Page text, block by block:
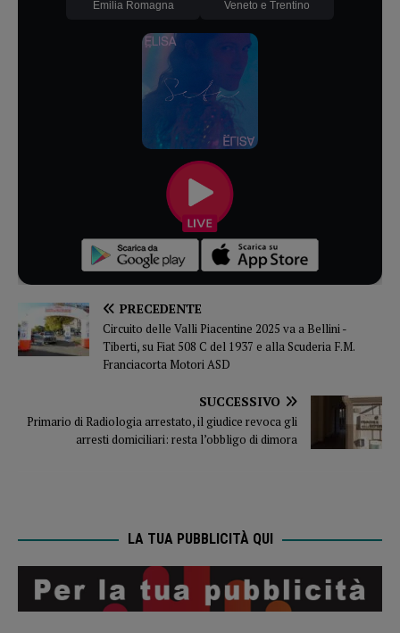
Emilia Romagna Veneto e Trentino
PRECEDENTE
Circuito delle Valli Piacentine 2025 va a Bellini -
Tiberti, su Fiat 508 C del 1937 e alla Scuderia F.M.
Franciacorta Motori ASD
SUCCESSIVO
Primario di Radiologia arrestato, il giudice revoca gli
arresti domiciliari: resta l’obbligo di dimora
LA TUA PUBBLICITÀ QUI